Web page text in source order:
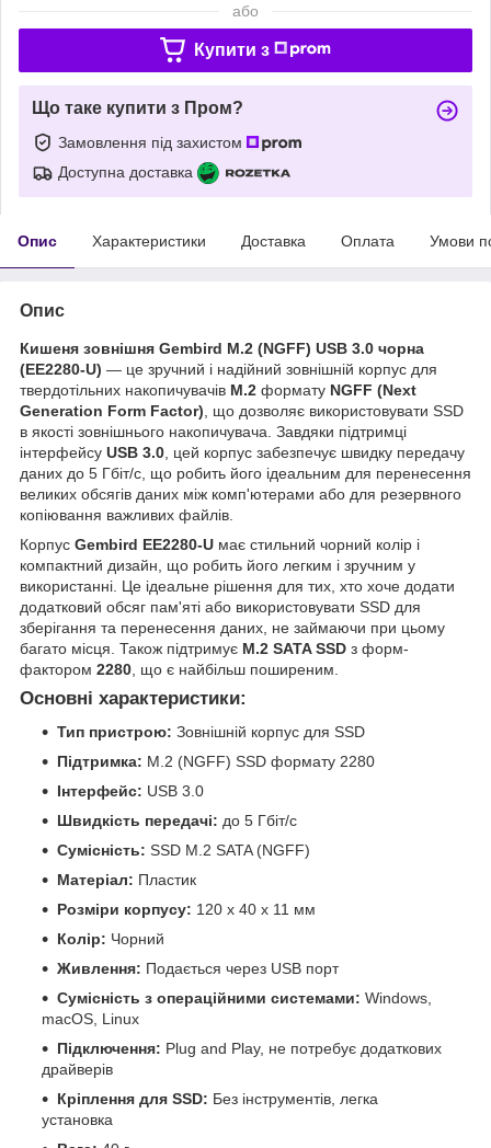
або
Купити з
Що таке купити з Пром?
Замовлення під захистом
Доступна доставка
Опис Характеристики Доставка Оплата Умови
Опис
Кишеня зовнішня Gembird M.2 (NGFF) USB 3.0 чорна
(EE2280-U) — це зручний і надійний зовнішній корпус для
твердотільних накопичувачів M.2 формату NGFF (Next
Generation Form Factor) , що дозволяє використовувати SSD
в якості зовнішнього накопичувача. Завдяки підтримці
інтерфейсу USB 3.0 , цей корпус забезпечує швидку передачу
даних до 5 Гбіт/с, що робить його ідеальним для перенесення
великих обсягів даних між комп'ютерами або для резервного
копіювання важливих файлів.
Корпус Gembird EE2280-U має стильний чорний колір і
компактний дизайн, що робить його легким і зручним у
використанні. Це ідеальне рішення для тих, хто хоче додати
додатковий обсяг пам'яті або використовувати SSD для
зберігання та перенесення даних, не займаючи при цьому
багато місця. Також підтримує M.2 SATA SSD з форм-
фактором 2280 , що є найбільш поширеним.
Основні характеристики:
Тип пристрою: Зовнішній корпус для SSD
Підтримка: M.2 (NGFF) SSD формату 2280
Інтерфейс: USB 3.0
Швидкість передачі: до 5 Гбіт/с
Сумісність: SSD M.2 SATA (NGFF)
Матеріал: Пластик
Розміри корпусу: 120 x 40 x 11 мм
Колір: Чорний
Живлення: Подається через USB порт
Сумісність з операційними системами: Windows,
macOS, Linux
Підключення: Plug and Play, не потребує додаткових
драйверів
Кріплення для SSD: Без інструментів, легка
установка